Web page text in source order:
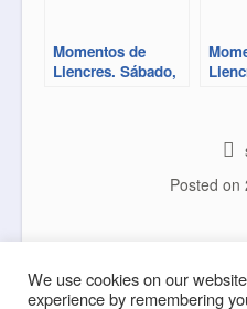
Momentos de
Liencres. Sábado,
Posted on
We use cookies on our
experience by remembering